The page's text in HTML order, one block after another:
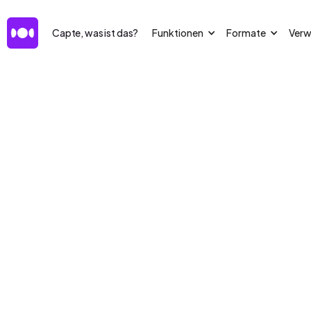
Capte, was ist das? Funktionen Formate